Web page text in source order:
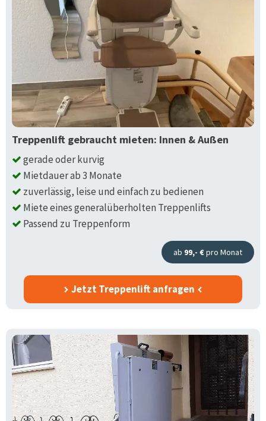
Treppenlift gebraucht mieten: Innen & Außen
gerade oder kurvig
Mietdauer ab 3 Monate
zuverlässig, leise und einfach zu bedienen
Miete eines generalüberholten Treppenlifts
Passend zu Treppenform
ab 99,- €pro Monat
Jetzt Treppenlift anfragen